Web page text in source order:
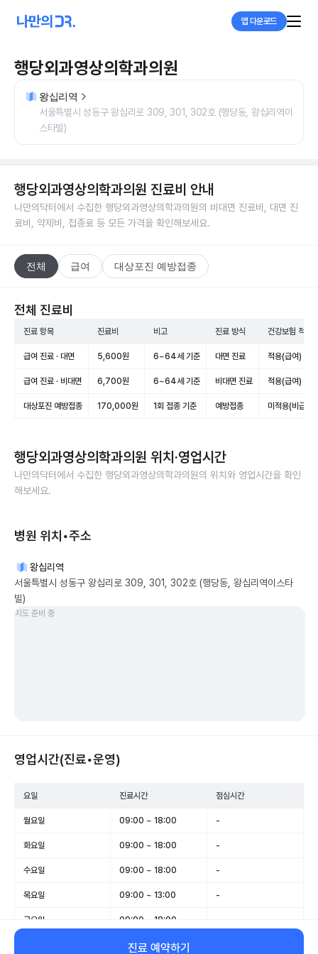
앱 다운로드
행당외과영상의학과의원
왕십리역
서울특별시 성동구 왕십리로 309, 301, 302호 (행당동, 왕십리역이
스타빌)
행당외과영상의학과의원 진료비 안내
나만의닥터에서 수집한 행당외과영상의학과의원의 비대면 진료비, 대면 진
료비, 약제비, 접종료 등 모든 가격을 확인해보세요.
전체 급여 대상포진 예방접종
전체 진료비
진료 항목 진료비 비고 진료 방식 건강보험 적용
급여 진료 · 대면 5,600원 6~64세 기준 대면 진료 적용(급여)
급여 진료 · 비대면 6,700원 6~64세 기준 비대면 진료 적용(급여)
대상포진 예방접종 170,000원 1회 접종 기준 예방접종 미적용(비급여)
행당외과영상의학과의원 위치·영업시간
나만의닥터에서 수집한 행당외과영상의학과의원의 위치와 영업시간을 확인
해보세요.
병원 위치•주소
왕십리역
서울특별시 성동구 왕십리로 309, 301, 302호 (행당동, 왕십리역이스타
빌)
지도 준비 중
영업시간(진료•운영)
요일 진료시간 점심시간
월요일 09:00 ~ 18:00 -
화요일 09:00 ~ 18:00 -
수요일 09:00 ~ 18:00 -
목요일 09:00 ~ 13:00 -
금요일 09:00 ~ 18:00
09:00 ~ 14:00
진료 예약하기